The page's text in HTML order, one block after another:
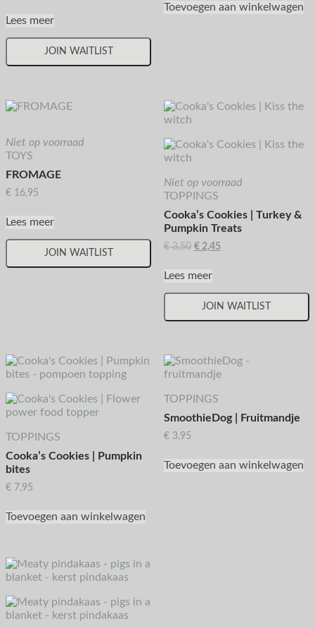
Lees meer
JOIN WAITLIST
Toevoegen aan winkelwagen
Niet op voorraad
TOYS
FROMAGE
€ 16,95
Lees meer
JOIN WAITLIST
Niet op voorraad
TOPPINGS
Cooka’s Cookies | Turkey &
Pumpkin Treats
€3,50 €2,45
Lees meer
JOIN WAITLIST
TOPPINGS
Cooka’s Cookies | Pumpkin
bites
€ 7,95
Toevoegen aan winkelwagen
TOPPINGS
SmoothieDog | Fruitmandje
€3,95
Toevoegen aan winkelwagen